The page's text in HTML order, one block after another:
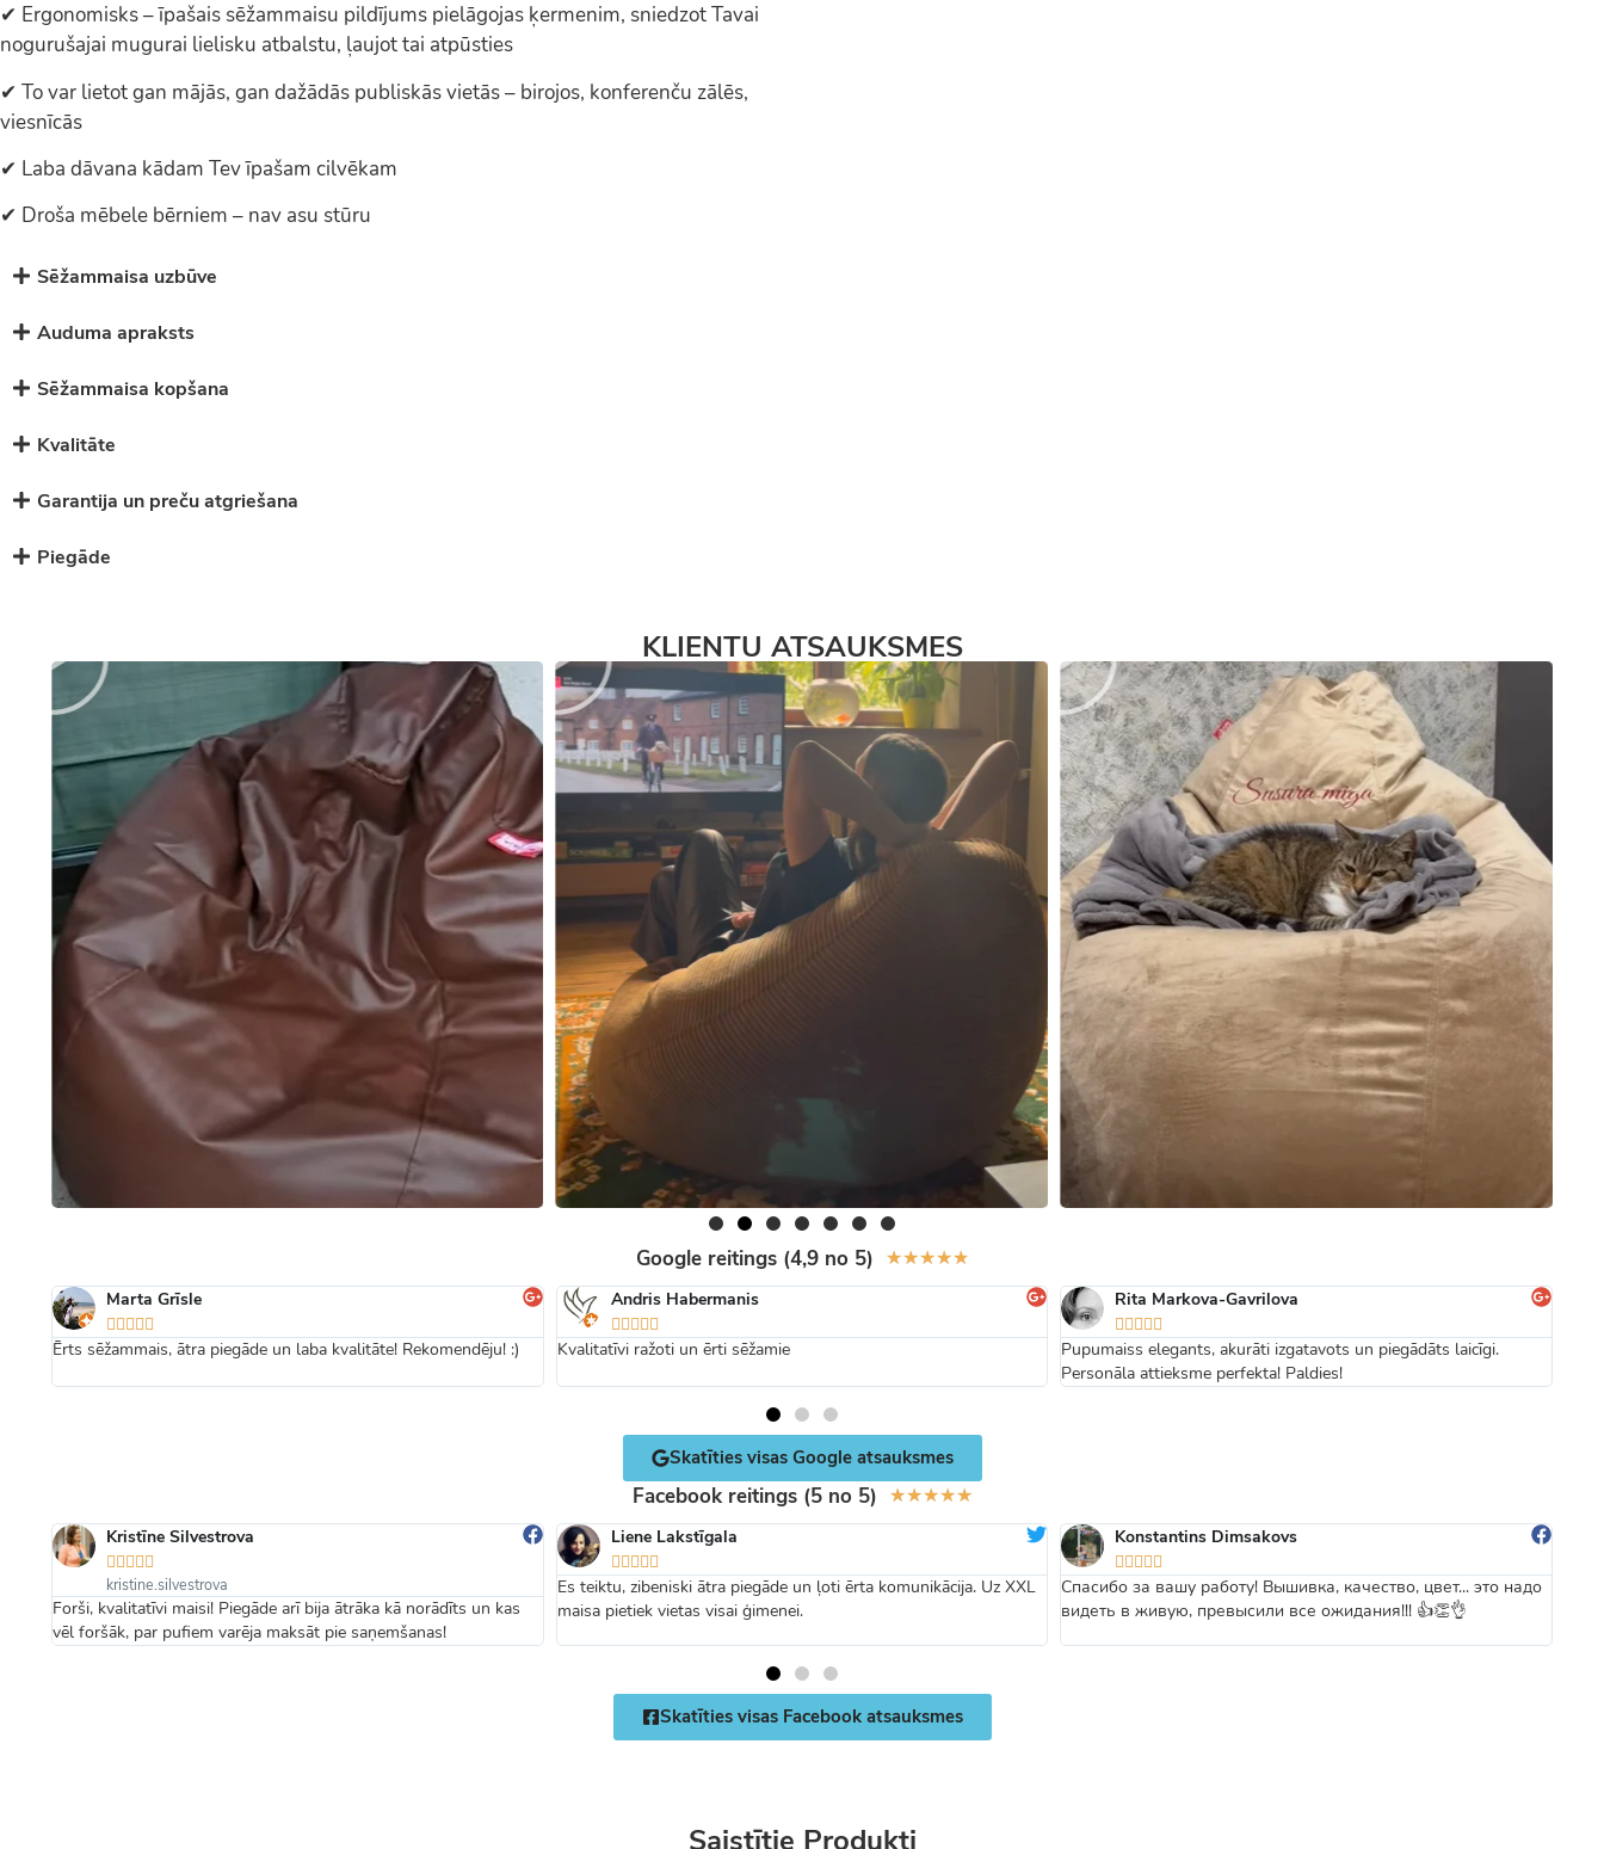
✔ Ergonomisks – īpašais sēžammaisu pildījums pielāgojas ķermenim, sniedzot Tavai
nogurušajai mugurai lielisku atbalstu, ļaujot tai atpūsties
✔ To var lietot gan mājās, gan dažādās publiskās vietās – birojos, konferenču zālēs,
viesnīcās
✔ Laba dāvana kādam Tev īpašam cilvēkam
✔ Droša mēbele bērniem – nav asu stūru
Sēžammaisa uzbūve
Auduma apraksts
Sēžammaisa kopšana
Kvalitāte
Garantija un preču atgriešana
Piegāde
KLIENTU ATSAUKSMES
Google reitings (4,9 no 5) ★★★★★
Marta Grīsle

Ērts sēžammais, ātra piegāde un laba kvalitāte! Rekomendēju! :)
Andris Habermanis

Kvalitatīvi ražoti un ērti sēžamie
Rita Markova-Gavrilova

Pupumaiss elegants, akurāti izgatavots un piegādāts laicīgi.
Personāla attieksme perfekta! Paldies!
Skatīties visas Google atsauksmes
Facebook reitings (5 no 5) ★★★★★
Kristīne Silvestrova

kristine.silvestrova
Forši, kvalitatīvi maisi! Piegāde arī bija ātrāka kā norādīts un kas
vēl foršāk, par pufiem varēja maksāt pie saņemšanas!
Liene Lakstīgala

Es teiktu, zibeniski ātra piegāde un ļoti ērta komunikācija. Uz XXL
maisa pietiek vietas visai ģimenei.
Konstantins Dimsakovs

Спасибо за вашу работу! Вышивка, качество, цвет... это надо
видеть в живую, превысили все ожидания!!! 👍👏👌
Skatīties visas Facebook atsauksmes
Saistītie Produkti